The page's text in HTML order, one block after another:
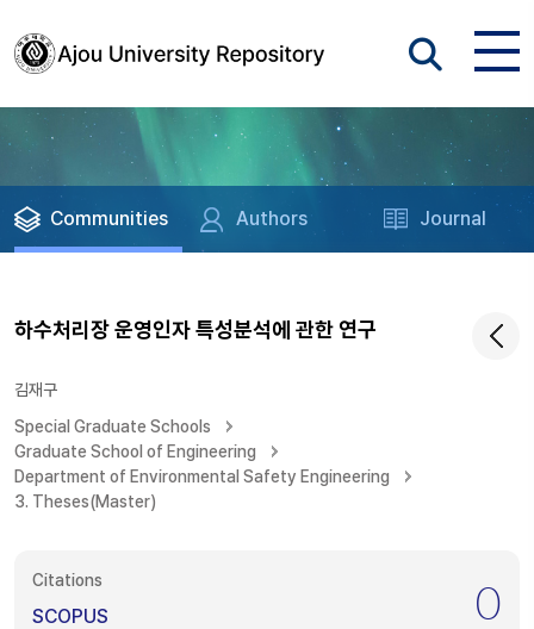
Communities Authors Journal
하수처리장 운영인자 특성분석에 관한 연구
김재구
Special Graduate Schools
Graduate School of Engineering
Department of Environmental Safety Engineering
3. Theses(Master)
Citations
SCOPUS 0